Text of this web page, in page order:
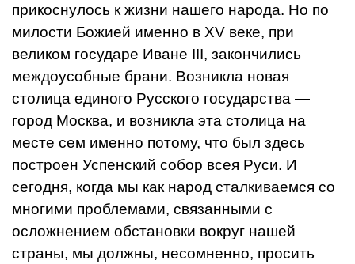
прикоснулось к жизни нашего народа. Но по
милости Божией именно в XV веке, при
великом государе Иване III, закончились
междоусобные брани. Возникла новая
столица единого Русского государства —
город Москва, и возникла эта столица на
месте сем именно потому, что был здесь
построен Успенский собор всея Руси. И
сегодня, когда мы как народ сталкиваемся со
многими проблемами, связанными с
осложнением обстановки вокруг нашей
страны, мы должны, несомненно, просить